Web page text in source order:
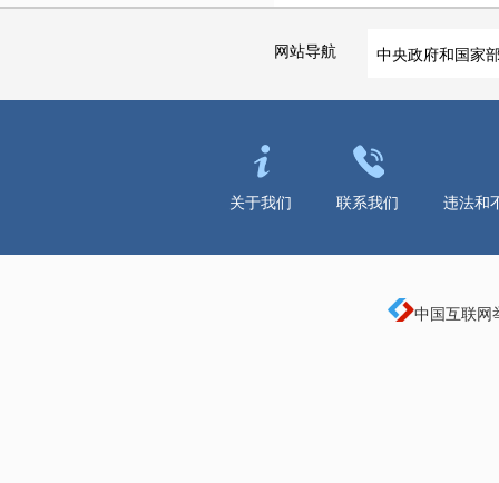
网站导航 中央政府和国家
关于我们 联系我们 违法和
中国互联网